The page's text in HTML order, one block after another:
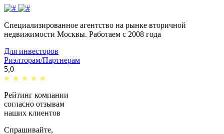
Специализированное агентство на рынке вторичной
недвижимости Москвы. Работаем с 2008 года
Для инвесторов
Риэлторам/Партнерам
5,0
Рейтинг компании
согласно отзывам
наших клиентов
Спрашивайте,